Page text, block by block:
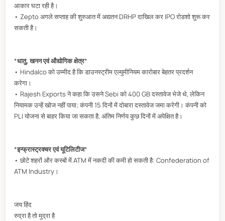
आकार घटा रही है।
• Zepto अगले सप्ताह की शुरुआत में अद्यतन DRHP दाखिल कर IPO रोडशो शुरू कर
सकती है।
*धातु, खनन एवं औद्योगिक क्षेत्र*
• Hindalco को उम्मीद है कि डाउनस्ट्रीम एल्युमीनियम कारोबार बेहतर प्रदर्शन
करेगा।
• Rajesh Exports ने कहा कि उसने Sebi को 400 GB दस्तावेज भेजे थे, लेकिन
नियामक उन्हें खोज नहीं पाया; कंपनी 15 दिनों में दोबारा दस्तावेज जमा करेगी। कंपनी को
PLI योजना से बाहर किया जा सकता है, अंतिम निर्णय कुछ दिनों में अपेक्षित है।
*इन्फ्रास्ट्रक्चर एवं यूटिलिटीज*
• छोटे शहरों और कस्बों में ATM में नकदी की कमी हो सकती है: Confederation of
ATM Industry।
जय हिंद
रुद्रा है तो मुद्रा है